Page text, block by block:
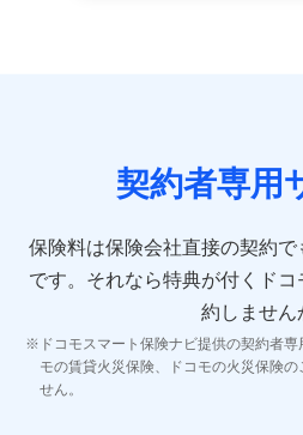
10.受託業務の 個人情報
11.マイカー通勤管理クラウド
ビスに関してのお問い合わせ情
各種お問い合わせに対応するため
当社のサービスに関する情報提供
をお送りするため
契約者専用
保険料は保険会社直接の契約
です。 それなら特典が付くド
約しません
ドコモスマート保険ナビ提供の契約者
モの賃貸火災保険、ドコモの火災保険
せん。